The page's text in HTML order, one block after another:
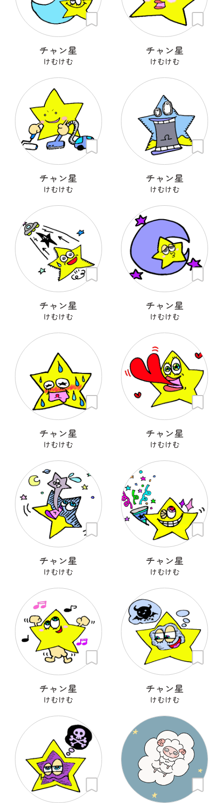
チャン星
けむけむ
チャン星
けむけむ
チャン星
けむけむ
チャン星
けむけむ
チャン星
けむけむ
チャン星
けむけむ
チャン星
けむけむ
チャン星
けむけむ
チャン星
けむけむ
チャン星
けむけむ
チャン星
けむけむ
チャン星
けむけむ